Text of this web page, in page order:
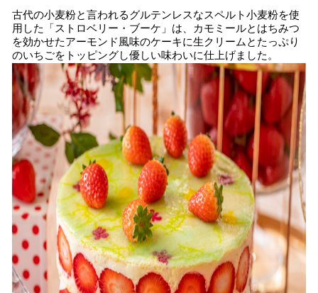
古代の小麦粉と言われるグルテンレスなスペルト小麦粉を使
用した「ストロベリー・ブーケ」は、カモミールとはちみつ
を効かせたアーモンド風味のケーキに生クリームとたっぷり
のいちごをトッピングし優しい味わいに仕上げました。